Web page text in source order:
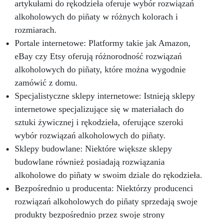
bezproblemowe przekształcenie Twojej kuchni.
Niezależnie od tego, czy całkowicie
remontujesz, czy tylko unowocześniasz swoją
przestrzeń kuchenną, nasz zestaw zapewnia
profesjonalny rezultat przy minimalnym wysiłku.
Każdy detal naszego zestawu do blatu
kuchennego z efektem czarnego marmuru
został zaprojektowany tak, aby oferować
niezrównaną kombinację stylu, wytrzymałości i
praktyczności. Wynik to rozwiązanie
designerskie najwyższej klasy, które
natychmiast podnosi standardy kuchni, czyniąc
ją powodem do dumy w Twoim domu. Wybierz
nasz zestaw, aby zmodernizować swoją
kuchnię, łącząc funkcjonalność z urokiem, i
pozwól się inspirować każdego dnia blaskiem i
trwałością, jakie oferuje.
artykułami do rękodzieła oferuje wybór rozwiązań
alkoholowych do piñaty w różnych kolorach i
rozmiarach.
Portale internetowe: Platformy takie jak Amazon,
eBay czy Etsy oferują różnorodność rozwiązań
alkoholowych do piñaty, które można wygodnie
zamówić z domu.
Specjalistyczne sklepy internetowe: Istnieją sklepy
internetowe specjalizujące się w materiałach do
sztuki żywicznej i rękodzieła, oferujące szeroki
wybór rozwiązań alkoholowych do piñaty.
Sklepy budowlane: Niektóre większe sklepy
budowlane również posiadają rozwiązania
alkoholowe do piñaty w swoim dziale do rękodzieła.
Bezpośrednio u producenta: Niektórzy producenci
rozwiązań alkoholowych do piñaty sprzedają swoje
produkty bezpośrednio przez swoje strony